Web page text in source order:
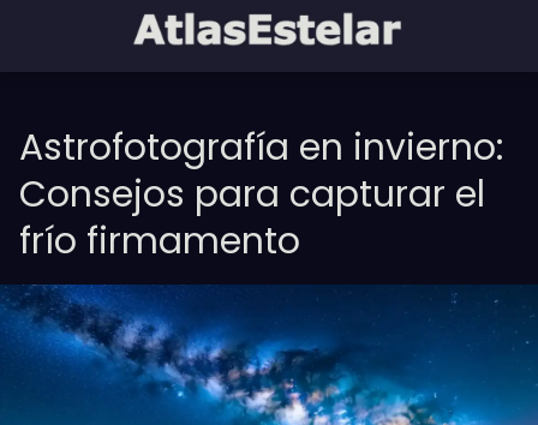
Astrofotografía en invierno:
Consejos para capturar el
frío firmamento